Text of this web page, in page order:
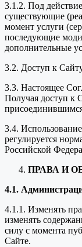
3.1.2. Под
существующие
момент услуги
последующие
дополнительные
3.2. Доступ к
3.3. Настоящее
Получая доступ к
3.4.
регулируется
Российской
ПРАВА И
4.1.
4.1.1. Изменять
изменять
силу с момента
Сайте.